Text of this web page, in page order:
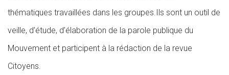
thématiques travaillées dans les groupes.Ils sont un outil de
veille, d’étude, d’élaboration de la parole publique du
Mouvement et participent à la rédaction de la revue
Citoyens.